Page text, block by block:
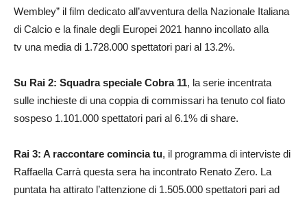
Wembley” il film dedicato all’avventura della Nazionale Italiana
di Calcio e la finale degli Europei 2021 hanno incollato alla
tv una media di 1.728.000 spettatori pari al 13.2%.
Su Rai 2: Squadra speciale Cobra 11, la serie incentrata
sulle inchieste di una coppia di commissari ha tenuto col fiato
sospeso 1.101.000 spettatori pari al 6.1% di share.
Rai 3: A raccontare comincia tu, il programma di interviste di
Raffaella Carrà questa sera ha incontrato Renato Zero. La
puntata ha attirato l’attenzione di 1.505.000 spettatori pari ad